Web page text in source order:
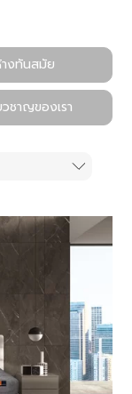
งทันสมัย
วชาญของเรา